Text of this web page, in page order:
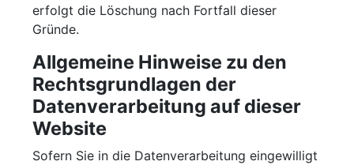
erfolgt die Löschung nach Fortfall dieser
Gründe.
Allgemeine Hinweise zu den
Rechtsgrundlagen der
Datenverarbeitung auf dieser
Website
Sofern Sie in die Datenverarbeitung eingewilligt